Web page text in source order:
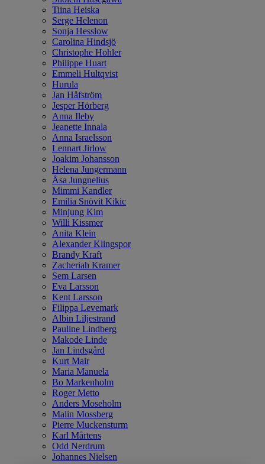
Tiina Heiska
Serge Helenon
Sonja Hesslow
Carolina Hindsjö
Christophe Hohler
Philippe Huart
Emmeli Hultqvist
Hurula
Jan Håfström
Jesper Hörberg
Anna Ileby
Jeanette Innala
Anna Israelsson
Lennart Jirlow
Joakim Johansson
Helena Jungermann
Åsa Jungnelius
Mimmi Kandler
Emilia Snövit Kikic
Minjung Kim
Willi Kissmer
Anita Klein
Alexander Klingspor
Brandy Kraft
Zacheriah Kramer
Sem Larsen
Eva Larsson
Kent Larsson
Filippa Levemark
Albin Liljestrand
Pauline Lindberg
Makode Linde
Jan Lindsgård
Kurt Mair
Maria Manuela
Bo Markenholm
Roger Metto
Anders Moseholm
Malin Mossberg
Pierre Muckensturm
Karl Mårtens
Odd Nerdrum
Johannes Nielsen